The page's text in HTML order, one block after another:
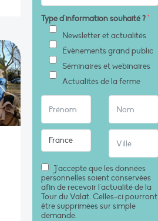
Type d'information souhaité ?*
Newsletter et actualités
Évènements grand public
Séminaires et webinaires
Actualités de la ferme
J'accepte que les données
personnelles soient conservées
afin de recevoir l'actualité de la
Tour du Valat. Celles-ci pourront
être supprimées sur simple
demande.